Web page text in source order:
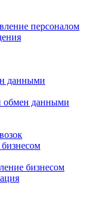
персоналом
данными
обмен данными
бизнесом